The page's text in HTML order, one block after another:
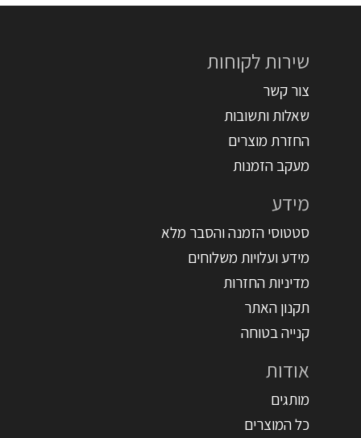
שירות לקוחות
צור קשר
שאלות ותשובות
החזרת מוצרים
מעקב הזמנות
מידע
סטטוסי הזמנה והסבר מלא
מידע ועלויות משלוחים
מדיניות החזרות
תקנון האתר
קנייה בטוחה
אודות
מותגים
כל המוצרים